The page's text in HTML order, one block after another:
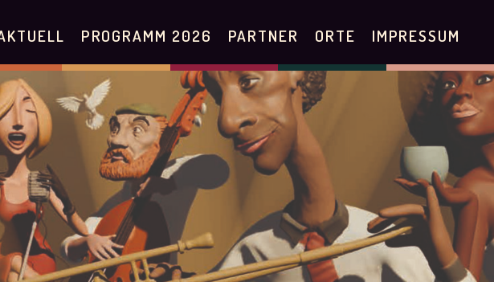
PROGRAMM 2026 PARTNER ORTE IMPRESSUM